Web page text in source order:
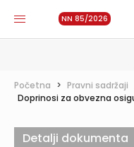
NN 85/2026
Početna > Pravni sadržaji
Doprinosi za obvezna
Detalji dokumenta